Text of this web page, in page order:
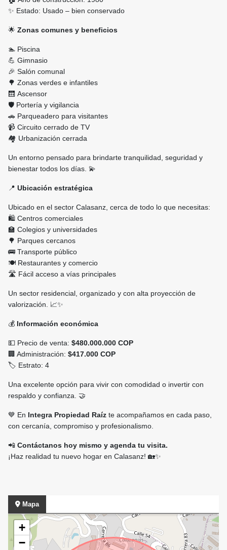
✨ Estado: Usado – bien conservado
🌟 Zonas comunes y beneficios
🏊 Piscina
💪 Gimnasio
🎉 Salón comunal
🌳 Zonas verdes e infantiles
🛗 Ascensor
🛡️ Portería y vigilancia
🚗 Parqueadero para visitantes
📹 Circuito cerrado de TV
🏘️ Urbanización cerrada
Un entorno pensado para brindarte tranquilidad, seguridad y
bienestar todos los días. 💫
📍 Ubicación estratégica
Ubicado en el sector Calasanz, cerca de todo lo que necesitas:
🛍️ Centros comerciales
🏫 Colegios y universidades
🌳 Parques cercanos
🚌 Transporte público
🍽️ Restaurantes y comercio
🛣️ Fácil acceso a vías principales
Un sector residencial, organizado y con alta proyección de
valorización. 📈✨
💰 Información económica
💵 Precio de venta: $480.000.000 COP
🏢 Administración: $417.000 COP
🏷️ Estrato: 4
Una excelente opción para vivir con comodidad o invertir con
respaldo y confianza. 🤝
💙 En Integra Propiedad Raíz te acompañamos en cada paso,
con cercanía, compromiso y profesionalismo.
📲 Contáctanos hoy mismo y agenda tu visita.
¡Haz realidad tu nuevo hogar en Calasanz! 🏡✨
Mapa
+
−